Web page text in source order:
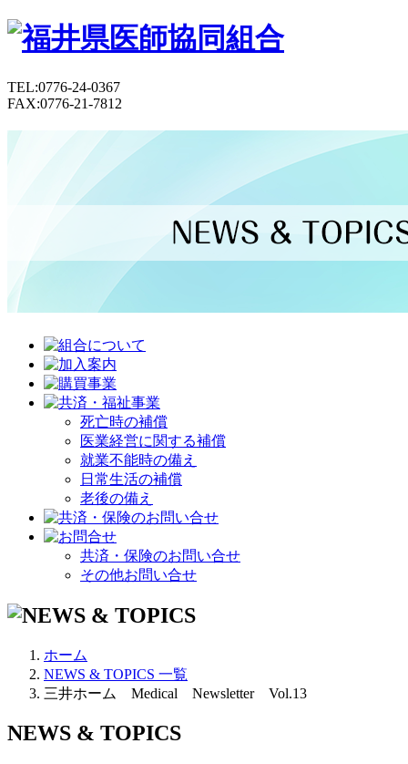
TEL:0776-24-0367
FAX:0776-21-7812
死亡時の補償
医業経営に関する補償
就業不能時の備え
日常生活の補償
老後の備え
共済・保険のお問い合せ
その他お問い合せ
ホーム
NEWS & TOPICS 一覧
三井ホーム Medical Newsletter Vol.13
NEWS & TOPICS